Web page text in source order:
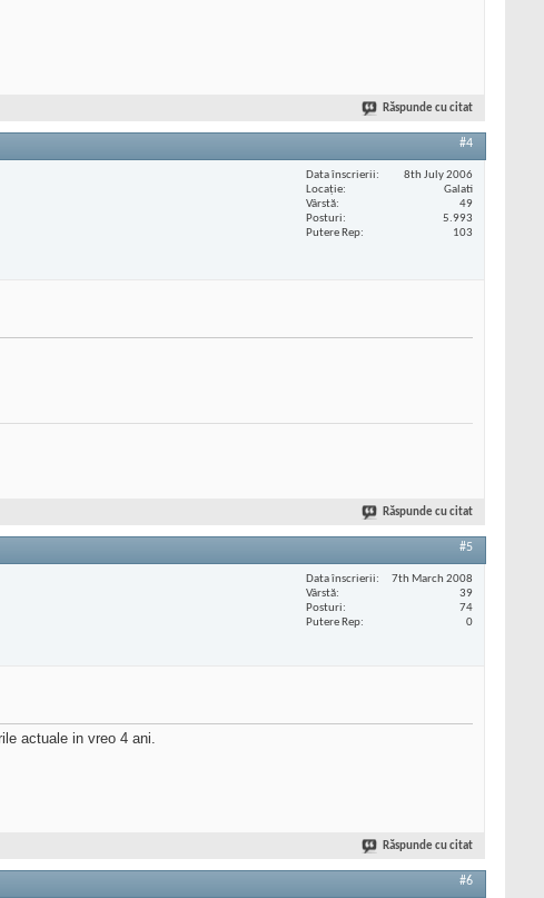
Răspunde cu citat
#4
Data înscrierii
8th July 2006
Locaţie
Galati
Vârstă
49
Posturi
5.993
Putere Rep
103
Răspunde cu citat
#5
Data înscrierii
7th March 2008
Vârstă
39
Posturi
74
Putere Rep
0
actuale in vreo 4 ani.
Răspunde cu citat
#6